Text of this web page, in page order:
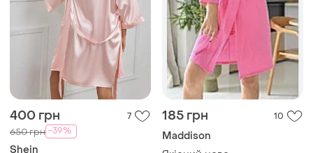
400 грн 7
650 грн -39%
Shein
185 грн 10
Maddison